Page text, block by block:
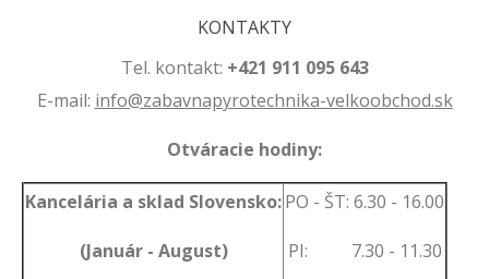
KONTAKTY
Tel. kontakt: +421 911 095 643
E-mail: info@zabavnapyrotechnika-velkoobchod.sk
Otváracie hodiny:
Kancelária a sklad Slovensko:
(Január - August)
PO - ŠT: 6.30 - 16.00
PI: 7.30 - 11.30